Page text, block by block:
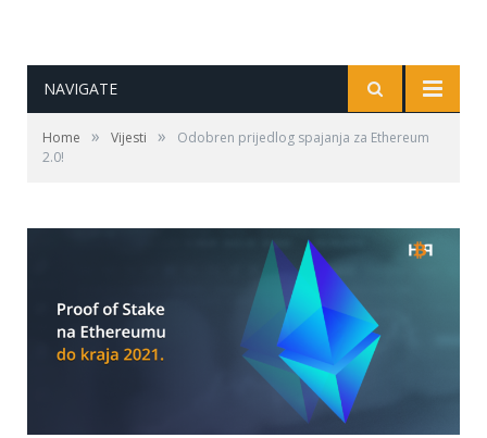
NAVIGATE
Home » Vijesti »
Odobren prijedlog spajanja za Ethereum
2.0!